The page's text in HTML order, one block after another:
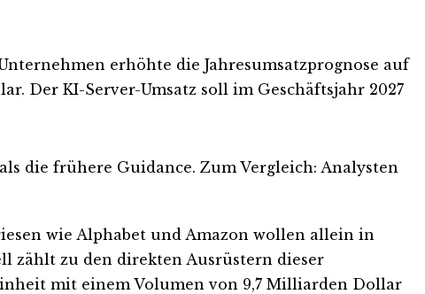
erhöhte die Jahresumsatzprognose auf
Der KI-Server-Umsatz soll im Geschäftsjahr 2027
die frühere Guidance. Zum Vergleich: Analysten
wie Alphabet und Amazon wollen allein in
zählt zu den direkten Ausrüstern dieser
mit einem Volumen von 9,7 Milliarden Dollar